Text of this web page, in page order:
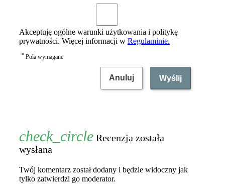
Akceptuję ogólne warunki użytkowania i politykę
prywatności. Więcej informacji w Regulaminie.
* Pola wymagane
Anuluj Wyślij
Recenzja została
wysłana
Twój komentarz został dodany i będzie widoczny jak
tylko zatwierdzi go moderator.